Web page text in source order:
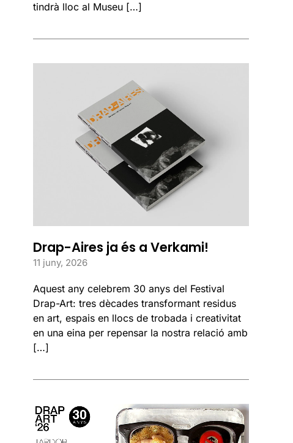
tindrà lloc al Museu […]
Drap-Aires ja és a Verkami!
11 juny, 2026
Aquest any celebrem 30 anys del Festival
Drap-Art: tres dècades transformant residus
en art, espais en llocs de trobada i creativitat
en una eina per repensar la nostra relació amb
[…]